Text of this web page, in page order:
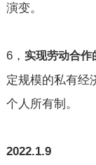
演变。
6， 实现劳动合作
定规模的私有经
个人所有制。
2022.1.9